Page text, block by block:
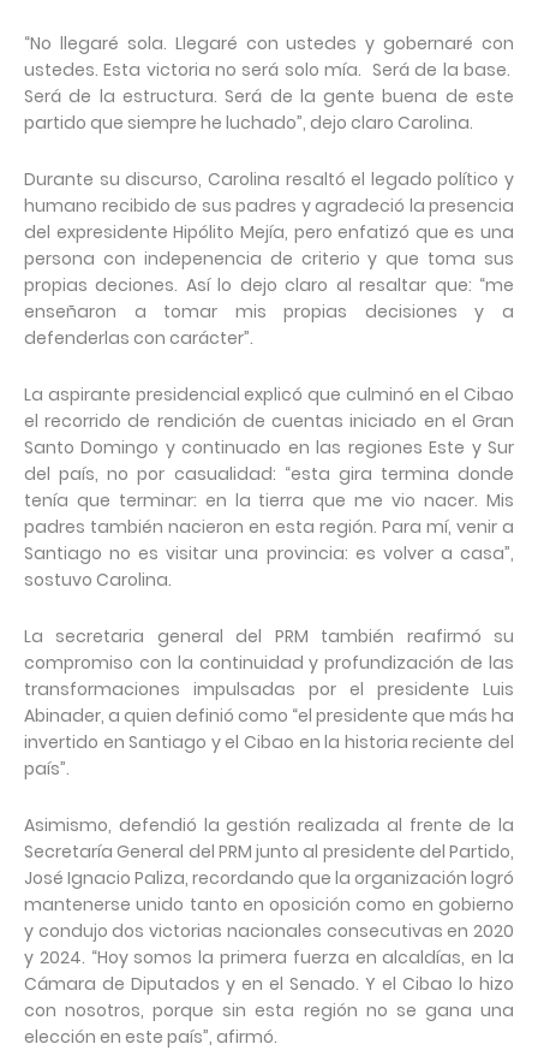
“No llegaré sola. Llegaré con ustedes y gobernaré con
ustedes. Esta victoria no será solo mía. Será de la base.
Será de la estructura. Será de la gente buena de este
partido que siempre he luchado”, dejo claro Carolina.
Durante su discurso, Carolina resaltó el legado político y
humano recibido de sus padres y agradeció la presencia
del expresidente Hipólito Mejía, pero enfatizó que es una
persona con indepenencia de criterio y que toma sus
propias deciones. Así lo dejo claro al resaltar que: “me
enseñaron a tomar mis propias decisiones y a
defenderlas con carácter”.
La aspirante presidencial explicó que culminó en el Cibao
el recorrido de rendición de cuentas iniciado en el Gran
Santo Domingo y continuado en las regiones Este y Sur
del país, no por casualidad: “esta gira termina donde
tenía que terminar: en la tierra que me vio nacer. Mis
padres también nacieron en esta región. Para mí, venir a
Santiago no es visitar una provincia: es volver a casa”,
sostuvo Carolina.
La secretaria general del PRM también reafirmó su
compromiso con la continuidad y profundización de las
transformaciones impulsadas por el presidente Luis
Abinader, a quien definió como “el presidente que más ha
invertido en Santiago y el Cibao en la historia reciente del
país”.
Asimismo, defendió la gestión realizada al frente de la
Secretaría General del PRM junto al presidente del Partido,
José Ignacio Paliza, recordando que la organización logró
mantenerse unido tanto en oposición como en gobierno
y condujo dos victorias nacionales consecutivas en 2020
y 2024. “Hoy somos la primera fuerza en alcaldías, en la
Cámara de Diputados y en el Senado. Y el Cibao lo hizo
con nosotros, porque sin esta región no se gana una
elección en este país”, afirmó.